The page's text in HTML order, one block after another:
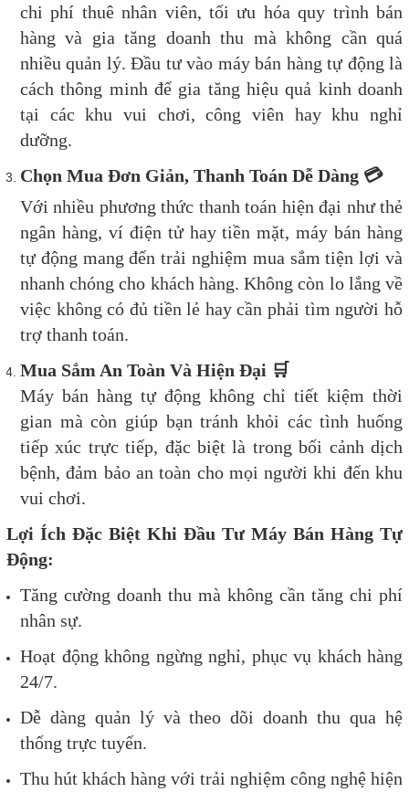
chi phí thuê nhân viên, tối ưu hóa quy trình bán
hàng và gia tăng doanh thu mà không cần quá
nhiều quản lý. Đầu tư vào máy bán hàng tự động là
cách thông minh để gia tăng hiệu quả kinh doanh
tại các khu vui chơi, công viên hay khu nghỉ
dưỡng.
Chọn Mua Đơn Giản, Thanh Toán Dễ Dàng 💳
Với nhiều phương thức thanh toán hiện đại như thẻ
ngân hàng, ví điện tử hay tiền mặt, máy bán hàng
tự động mang đến trải nghiệm mua sắm tiện lợi và
nhanh chóng cho khách hàng. Không còn lo lắng về
việc không có đủ tiền lẻ hay cần phải tìm người hỗ
trợ thanh toán.
Mua Sắm An Toàn Và Hiện Đại 🛒
Máy bán hàng tự động không chỉ tiết kiệm thời
gian mà còn giúp bạn tránh khỏi các tình huống
tiếp xúc trực tiếp, đặc biệt là trong bối cảnh dịch
bệnh, đảm bảo an toàn cho mọi người khi đến khu
vui chơi.
Lợi Ích Đặc Biệt Khi Đầu Tư Máy Bán Hàng Tự
Động:
Tăng cường doanh thu mà không cần tăng chi phí
nhân sự.
Hoạt động không ngừng nghỉ, phục vụ khách hàng
24/7.
Dễ dàng quản lý và theo dõi doanh thu qua hệ
thống trực tuyến.
Thu hút khách hàng với trải nghiệm công nghệ hiện